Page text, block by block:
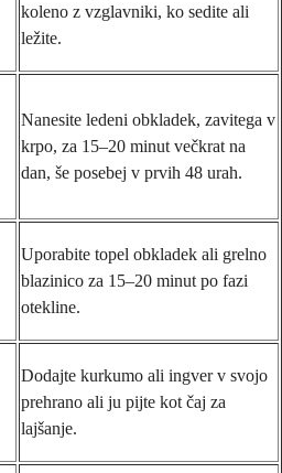
koleno z vzglavniki, ko sedite ali
ležite.
Nanesite ledeni obkladek, zavitega v
krpo, za 15–20 minut večkrat na
dan, še posebej v prvih 48 urah.
Uporabite topel obkladek ali grelno
blazinico za 15–20 minut po fazi
otekline.
Dodajte kurkumo ali ingver v svojo
prehrano ali ju pijte kot čaj za
lajšanje.